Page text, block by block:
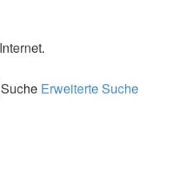
Suche Erweiterte Suche